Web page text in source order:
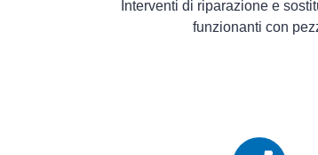
Interventi di riparazione e
funzionanti con